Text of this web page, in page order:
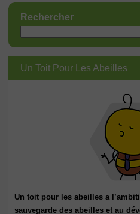
Rechercher
Un Toit Pour Les Abeilles
Un toit pour les abeilles a
sauvegarde des abeilles et au